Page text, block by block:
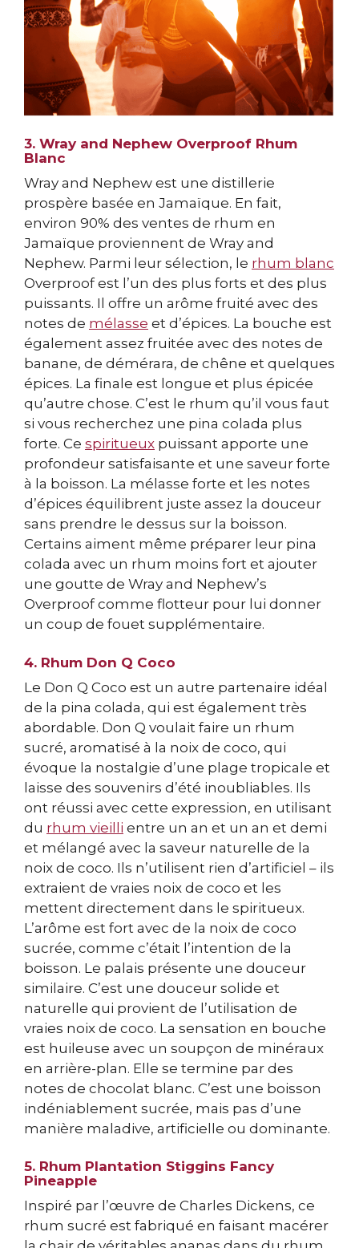
3. Wray and Nephew Overproof Rhum
Blanc
Wray and Nephew est une distillerie
prospère basée en Jamaïque. En fait,
environ 90% des ventes de rhum en
Jamaïque proviennent de Wray and
Nephew. Parmi leur sélection, le rhum blanc
Overproof est l’un des plus forts et des plus
puissants. Il offre un arôme fruité avec des
notes de mélasse et d’épices. La bouche est
également assez fruitée avec des notes de
banane, de démérara, de chêne et quelques
épices. La finale est longue et plus épicée
qu’autre chose. C’est le rhum qu’il vous faut
si vous recherchez une pina colada plus
forte. Ce spiritueux puissant apporte une
profondeur satisfaisante et une saveur forte
à la boisson. La mélasse forte et les notes
d’épices équilibrent juste assez la douceur
sans prendre le dessus sur la boisson.
Certains aiment même préparer leur pina
colada avec un rhum moins fort et ajouter
une goutte de Wray and Nephew’s
Overproof comme flotteur pour lui donner
un coup de fouet supplémentaire.
4. Rhum Don Q Coco
Le Don Q Coco est un autre partenaire idéal
de la pina colada, qui est également très
abordable. Don Q voulait faire un rhum
sucré, aromatisé à la noix de coco, qui
évoque la nostalgie d’une plage tropicale et
laisse des souvenirs d’été inoubliables. Ils
ont réussi avec cette expression, en utilisant
du rhum vieilli entre un an et un an et demi
et mélangé avec la saveur naturelle de la
noix de coco. Ils n’utilisent rien d’artificiel – ils
extraient de vraies noix de coco et les
mettent directement dans le spiritueux.
L’arôme est fort avec de la noix de coco
sucrée, comme c’était l’intention de la
boisson. Le palais présente une douceur
similaire. C’est une douceur solide et
naturelle qui provient de l’utilisation de
vraies noix de coco. La sensation en bouche
est huileuse avec un soupçon de minéraux
en arrière-plan. Elle se termine par des
notes de chocolat blanc. C’est une boisson
indéniablement sucrée, mais pas d’une
manière maladive, artificielle ou dominante.
5. Rhum Plantation Stiggins Fancy
Pineapple
Inspiré par l’œuvre de Charles Dickens, ce
rhum sucré est fabriqué en faisant macérer